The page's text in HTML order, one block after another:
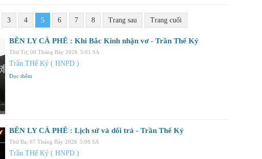
3 4 5 6 7 8 Trang sau Trang cuối
BÊN LY CÀ PHÊ : Khi Bắc Kinh nhận vơ - Trần Thế Kỷ
Thứ Tư, 08 Tháng Bảy 2026 5:01 SA
Trần THế Kỷ ( HNPD )
Đọc thêm
BÊN LY CÀ PHÊ : Lịch sử và dối trá - Trần Thế Kỷ
Thứ Ba, 07 Tháng Bảy 2026 5:08 SA
Trần THế Kỷ ( HNPD )